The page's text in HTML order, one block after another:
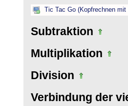
Tic Tac Go (Kopfrechnen
Subtraktion
Multiplikation
Division
Verbindung der